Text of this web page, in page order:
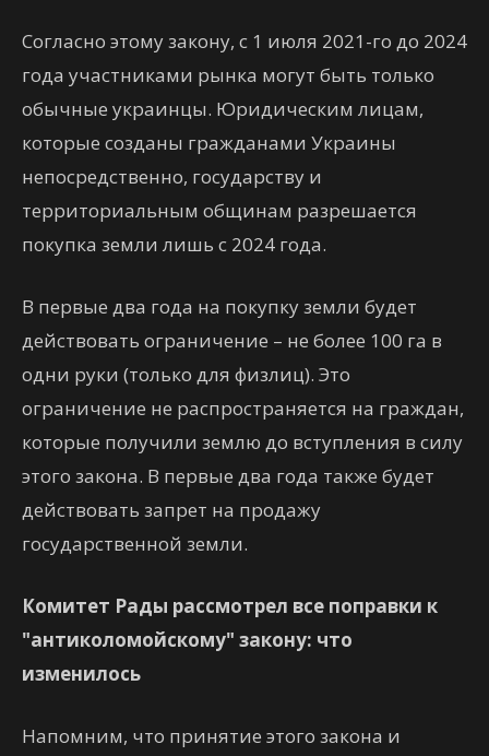
Согласно этому закону, с 1 июля 2021-го до 2024
года участниками рынка могут быть только
обычные украинцы. Юридическим лицам,
которые созданы гражданами Украины
непосредственно, государству и
территориальным общинам разрешается
покупка земли лишь с 2024 года.
В первые два года на покупку земли будет
действовать ограничение – не более 100 га в
одни руки (только для физлиц). Это
ограничение не распространяется на граждан,
которые получили землю до вступления в силу
этого закона. В первые два года также будет
действовать запрет на продажу
государственной земли.
Комитет Рады рассмотрел все поправки к
"антиколомойскому" закону: что
изменилось
Напомним, что принятие этого закона и